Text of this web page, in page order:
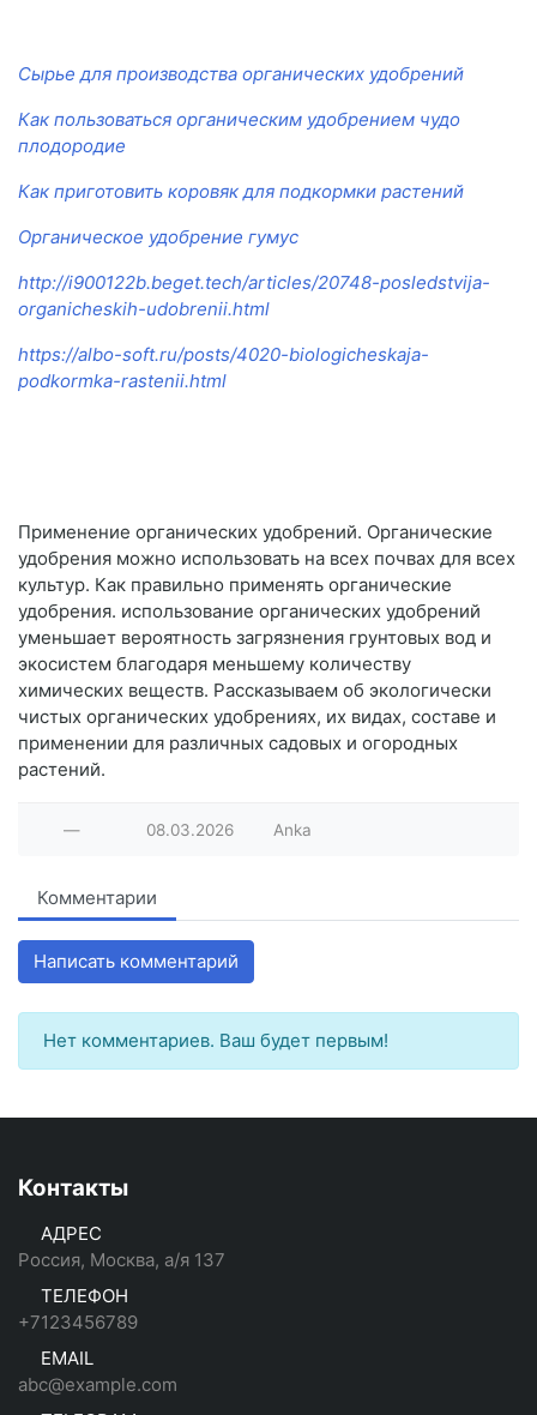
Сырье для производства органических удобрений
Как пользоваться органическим удобрением чудо
плодородие
Как приготовить коровяк для подкормки растений
Органическое удобрение гумус
http://i900122b.beget.tech/articles/20748-posledstvija-
organicheskih-udobrenii.html
https://albo-soft.ru/posts/4020-biologicheskaja-
podkormka-rastenii.html
Применение органических удобрений. Органические
удобрения можно использовать на всех почвах для всех
культур. Как правильно применять органические
удобрения. использование органических удобрений
уменьшает вероятность загрязнения грунтовых вод и
экосистем благодаря меньшему количеству
химических веществ. Рассказываем об экологически
чистых органических удобрениях, их видах, составе и
применении для различных садовых и огородных
растений.
— 08.03.2026 Anka
Комментарии
Написать комментарий
Нет комментариев. Ваш будет первым!
Контакты
АДРЕС
Россия, Москва, а/я 137
ТЕЛЕФОН
+7123456789
EMAIL
abc@example.com